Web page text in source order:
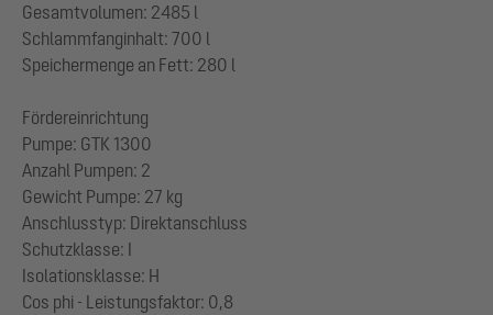
Gesamtvolumen: 2485 l
Schlammfanginhalt: 700 l
Speichermenge an Fett: 280 l
Fördereinrichtung
Pumpe: GTK 1300
Anzahl Pumpen: 2
Gewicht Pumpe: 27 kg
Anschlusstyp: Direktanschluss
Schutzklasse: I
Isolationsklasse: H
Cos phi - Leistungsfaktor: 0,8